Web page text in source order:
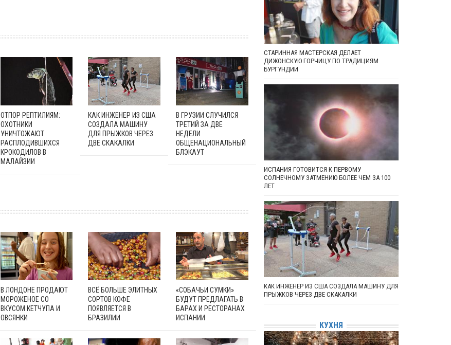
ОТПОР РЕПТИЛИЯМ:
ОХОТНИКИ
УНИЧТОЖАЮТ
РАСПЛОДИВШИХСЯ
КРОКОДИЛОВ В
МАЛАЙЗИИ
КАК ИНЖЕНЕР ИЗ США
СОЗДАЛА МАШИНУ
ДЛЯ ПРЫЖКОВ ЧЕРЕЗ
ДВЕ СКАКАЛКИ
В ГРУЗИИ СЛУЧИЛСЯ
ТРЕТИЙ ЗА ДВЕ
НЕДЕЛИ
ОБЩЕНАЦИОНАЛЬНЫЙ
БЛЭКАУТ
В ЛОНДОНЕ ПРОДАЮТ
МОРОЖЕНОЕ СО
ВКУСОМ КЕТЧУПА И
ОВСЯНКИ
ВСЁ БОЛЬШЕ ЭЛИТНЫХ
СОРТОВ КОФЕ
ПОЯВЛЯЕТСЯ В
БРАЗИЛИИ
«СОБАЧЬИ СУМКИ»
БУДУТ ПРЕДЛАГАТЬ В
БАРАХ И РЕСТОРАНАХ
ИСПАНИИ
СТАРИННАЯ МАСТЕРСКАЯ ДЕЛАЕТ
ДИЖОНСКУЮ ГОРЧИЦУ ПО ТРАДИЦИЯМ
БУРГУНДИИ
ИСПАНИЯ ГОТОВИТСЯ К ПЕРВОМУ
СОЛНЕЧНОМУ ЗАТМЕНИЮ БОЛЕЕ ЧЕМ ЗА 100
ЛЕТ
КАК ИНЖЕНЕР ИЗ США СОЗДАЛА МАШИНУ ДЛЯ
ПРЫЖКОВ ЧЕРЕЗ ДВЕ СКАКАЛКИ
КУХНЯ